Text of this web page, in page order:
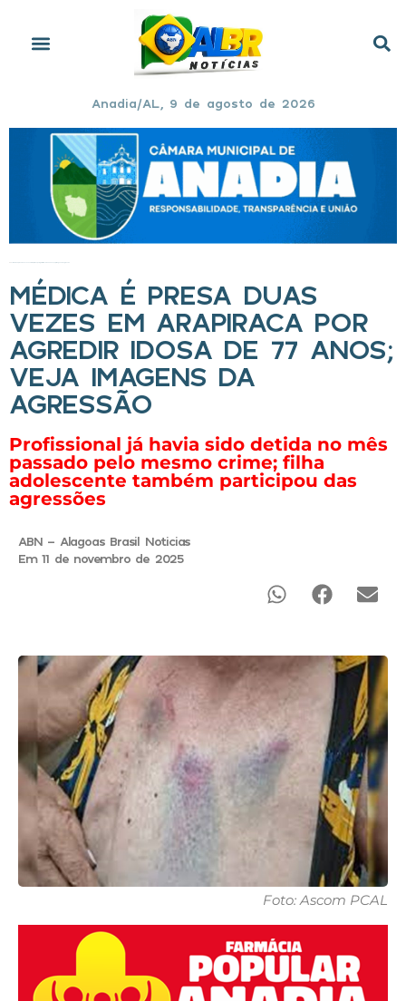
Anadia/AL, 9 de agosto de 2026
MÉDICA É PRESA DUAS
VEZES EM ARAPIRACA POR
AGREDIR IDOSA DE 77 ANOS;
VEJA IMAGENS DA
AGRESSÃO
Profissional já havia sido detida no mês
passado pelo mesmo crime; filha
adolescente também participou das
agressões
ABN - Alagoas Brasil Noticias
Em 11 de novembro de 2025
Foto: Ascom PCAL